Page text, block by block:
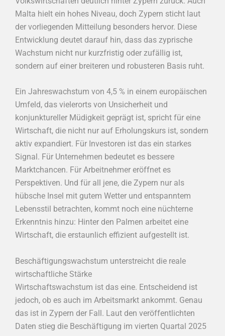
Malta hielt ein hohes Niveau, doch Zypern sticht laut
der vorliegenden Mitteilung besonders hervor. Diese
Entwicklung deutet darauf hin, dass das zyprische
Wachstum nicht nur kurzfristig oder zufällig ist,
sondern auf einer breiteren und robusteren Basis ruht.
Ein Jahreswachstum von 4,5 % in einem europäischen
Umfeld, das vielerorts von Unsicherheit und
konjunktureller Müdigkeit geprägt ist, spricht für eine
Wirtschaft, die nicht nur auf Erholungskurs ist, sondern
aktiv expandiert. Für Investoren ist das ein starkes
Signal. Für Unternehmen bedeutet es bessere
Marktchancen. Für Arbeitnehmer eröffnet es
Perspektiven. Und für all jene, die Zypern nur als
hübsche Insel mit gutem Wetter und entspanntem
Lebensstil betrachten, kommt noch eine nüchterne
Erkenntnis hinzu: Hinter den Palmen arbeitet eine
Wirtschaft, die erstaunlich effizient aufgestellt ist.
Beschäftigungswachstum unterstreicht die reale
wirtschaftliche Stärke
Wirtschaftswachstum ist das eine. Entscheidend ist
jedoch, ob es auch im Arbeitsmarkt ankommt. Genau
das ist in Zypern der Fall. Laut den veröffentlichten
Daten stieg die Beschäftigung im vierten Quartal 2025